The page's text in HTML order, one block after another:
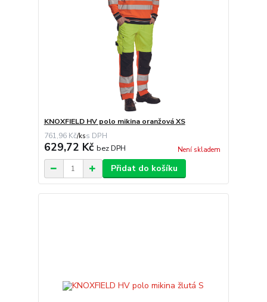
KNOXFIELD HV polo mikina oranžová XS
761,96 Kč/ks
629,72 Kč bez DPH Není skladem
Přidat do košíku